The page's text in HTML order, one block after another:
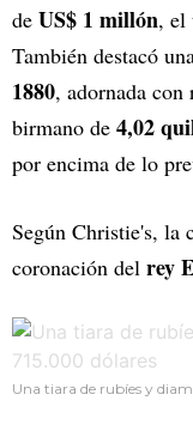
de US$ 1 millón, el
También destacó
1880, adornada
birmano de 4,02
por encima de lo
Según Christie's, la
coronación del rey
Una tiara de rubíes y